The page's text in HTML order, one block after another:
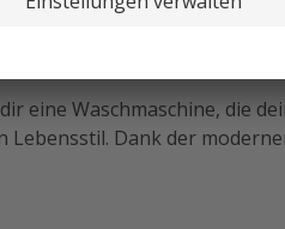
flexibel
eine Waschmaschine, die
Dank der